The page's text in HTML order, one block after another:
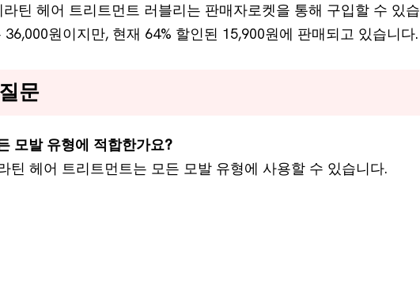
라틴 헤어 트리트먼트 러블리는 판매자로켓을 통해 구입할 수 있습
36,000원이지만, 현재 64% 할인된 15,900원에 판매되고 있습니다.
문
모발 유형에 적합한가요?
틴 헤어 트리트먼트는 모든 모발 유형에 사용할 수 있습니다.